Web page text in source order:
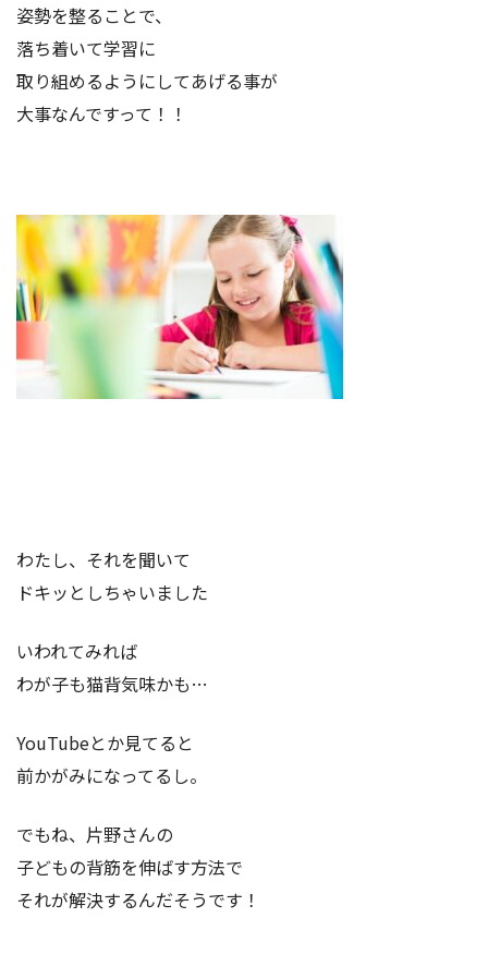
姿勢を整ることで、
落ち着いて学習に
取り組めるようにしてあげる事が
大事なんですって！！
わたし、それを聞いて
ドキッとしちゃいました
いわれてみれば
わが子も猫背気味かも…
YouTubeとか見てると
前かがみになってるし。
でもね、片野さんの
子どもの背筋を伸ばす方法で
それが解決するんだそうです！